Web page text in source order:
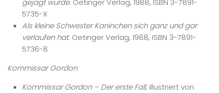
gejagt wurde. Oetinger Verlag, 1988, ISBN 3-7891-
5735-X
Als kleine Schwester Kaninchen sich ganz und gar
verlaufen hat. Oetinger Verlag, 1988, ISBN 3-7891-
5736-8
Kommissar Gordon
Kommissar Gordon – Der erste Fall, illustriert von